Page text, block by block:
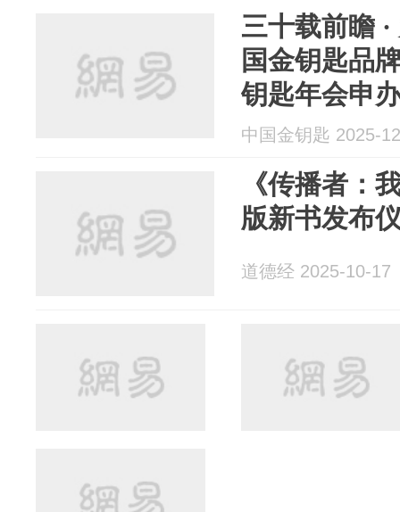
三十载前瞻
国金钥匙品
钥匙年会申
中国金钥匙 2025-
《传播者：
版新书发布
道德经 2025-10-17